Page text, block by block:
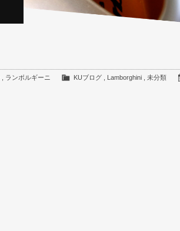
KUブログ Lamborghini ,未分類
ランボルギーニ